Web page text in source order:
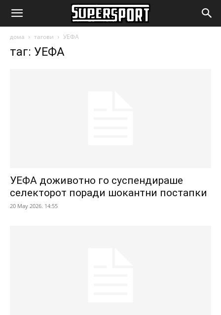
SuperSport.mk
дома тагови УЕФА
таг: УЕФА
УЕФА доживотно го суспендираше
селекторот поради шокантни постапки
20 May 2026. 14:55